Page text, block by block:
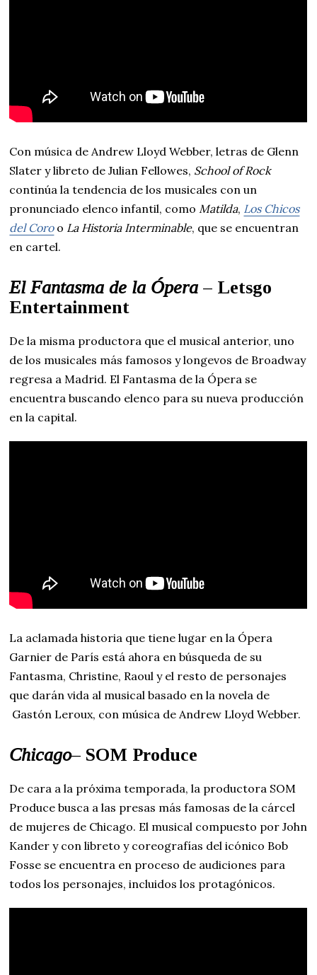
Con música de Andrew Lloyd Webber, letras de Glenn
Slater y libreto de Julian Fellowes, School of Rock
continúa la tendencia de los musicales con un
pronunciado elenco infantil, como Matilda, Los Chicos
del Coroo La Historia Interminable, que se encuentran
en cartel.
El Fantasma de la Ópera – Letsgo
Entertainment
De la misma productora que el musical anterior, uno
de los musicales más famosos y longevos de Broadway
regresa a Madrid. El Fantasma de la Ópera se
encuentra buscando elenco para su nueva producción
en la capital.
La aclamada historia que tiene lugar en la Ópera
Garnier de París está ahora en búsqueda de su
Fantasma, Christine, Raoul y el resto de personajes
que darán vida al musical basado en la novela de
Gastón Leroux, con música de Andrew Lloyd Webber.
Chicago– SOM Produce
De cara a la próxima temporada, la productora SOM
Produce busca a las presas más famosas de la cárcel
de mujeres de Chicago. El musical compuesto por John
Kander y con libreto y coreografías del icónico Bob
Fosse se encuentra en proceso de audiciones para
todos los personajes, incluidos los protagónicos.